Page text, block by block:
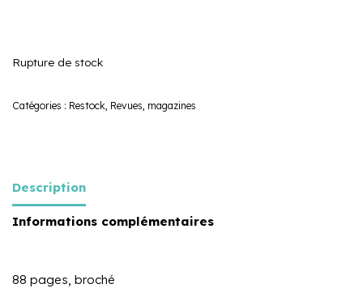
Rupture de stock
Catégories : Restock Revues, magazines
Description
Informations complémentaires
88 pages, broché